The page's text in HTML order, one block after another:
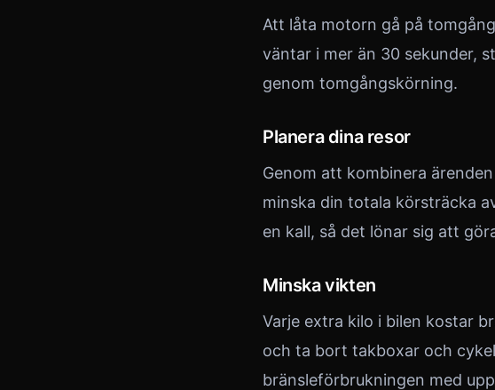
Att låta motorn gå på
väntar i mer än 30 sekunder,
genom tomgångskörning.
Planera dina resor
Genom att kombinera
minska din totala körsträcka
en kall, så det lönar sig att
Minska vikten
Varje extra kilo i bilen kostar
och ta bort takboxar och
bränsleförbrukningen med